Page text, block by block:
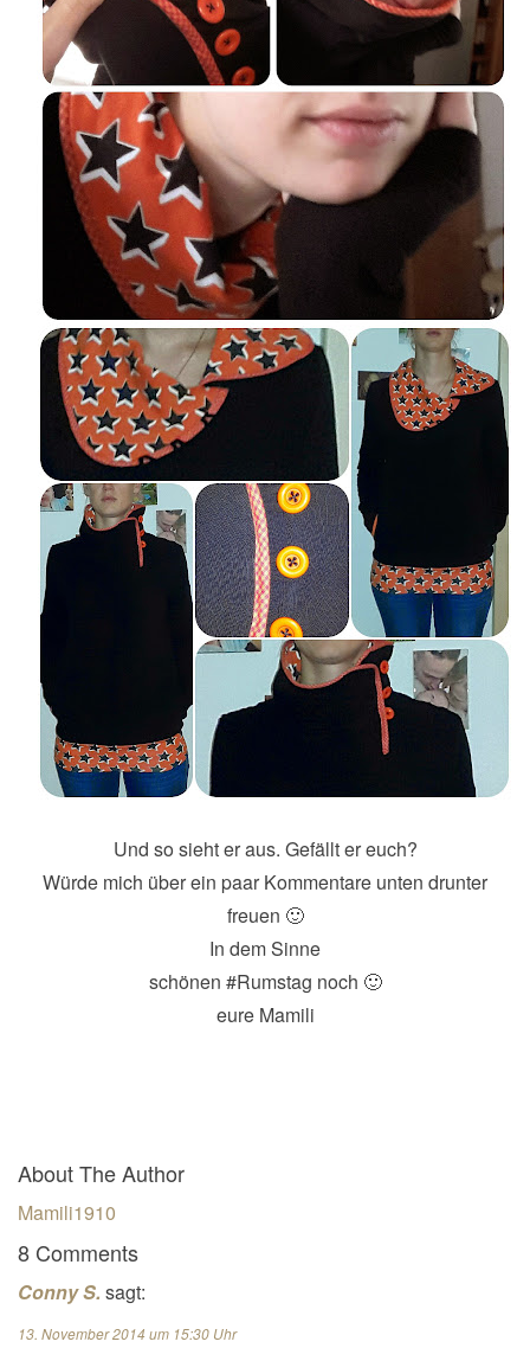
Und so sieht er aus. Gefällt er euch?
Würde mich über ein paar Kommentare unten drunter
freuen 🙂
In dem Sinne
schönen #Rumstag noch 🙂
eure Mamili
About The Author
Mamili1910
8 Comments
Conny S. sagt:
13. November 2014 um 15:30 Uhr